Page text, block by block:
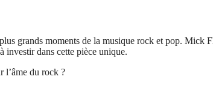
grands moments de la musique rock et pop. Mick
investir dans cette pièce unique.
l’âme du rock ?